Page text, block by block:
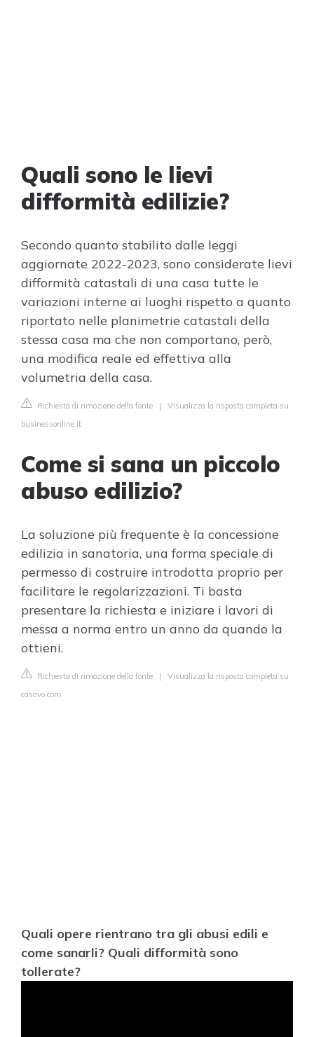
Quali sono le lievi
difformità edilizie?
Secondo quanto stabilito dalle leggi
aggiornate 2022-2023, sono considerate lievi
difformità catastali di una casa tutte le
variazioni interne ai luoghi rispetto a quanto
riportato nelle planimetrie catastali della
stessa casa ma che non comportano, però,
una modifica reale ed effettiva alla
volumetria della casa.
Richiesta di rimozione della fonte | Visualizza la risposta completa su
businessonline.it
Come si sana un piccolo
abuso edilizio?
La soluzione più frequente è la concessione
edilizia in sanatoria, una forma speciale di
permesso di costruire introdotta proprio per
facilitare le regolarizzazioni. Ti basta
presentare la richiesta e iniziare i lavori di
messa a norma entro un anno da quando la
ottieni.
Richiesta di rimozione della fonte | Visualizza la risposta completa su
casavo.com
Quali opere rientrano tra gli abusi edili e
come sanarli? Quali difformità sono
tollerate?